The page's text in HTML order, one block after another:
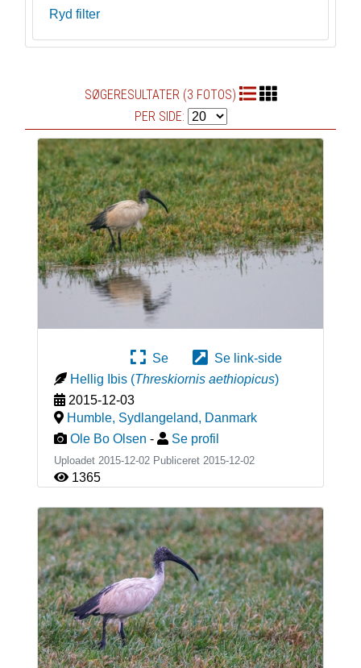
Ryd filter
SØGERESULTATER (3 FOTOS)
PER SIDE:
Se
Se link-side
Hellig Ibis (Threskiornis aethiopicus)
2015-12-03
Humble, Sydlangeland, Danmark
Ole Bo Olsen - Se profil
Uploadet 2015-12-02 Publiceret 2015-12-02
1365